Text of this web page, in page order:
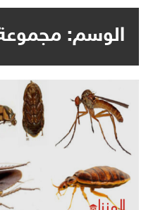
الوسم: